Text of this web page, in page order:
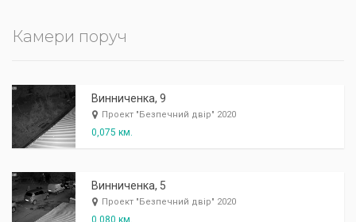
Камери поруч
Винниченка, 9
Проект "Безпечний двір" 2020
0,075 км.
Винниченка, 5
Проект "Безпечний двір" 2020
0,080 км.